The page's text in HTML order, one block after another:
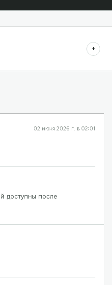
+
02 июня 2026 г. в 02:01
доступны после